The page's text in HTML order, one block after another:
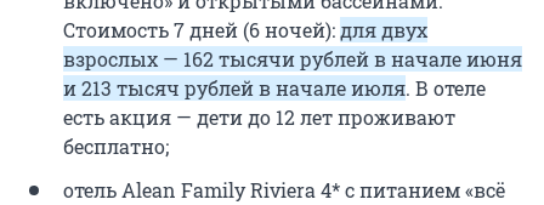
Стоимость 7 дней (6 ночей):для двух
взрослых — 162 тысячи рублей в начале июня
и 213 тысяч рублей в начале июля. В отеле
есть акция — дети до 12 лет проживают
бесплатно;
отель Alean Family Riviera 4* с питанием «всё